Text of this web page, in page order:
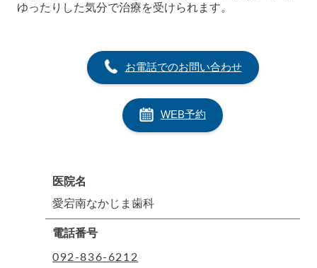
ゆったりした気分で治療を受けられます。
お電話でのお問い合わせ
WEB予約
医院名
愛宕南なかじま歯科
電話番号
092-836-6212